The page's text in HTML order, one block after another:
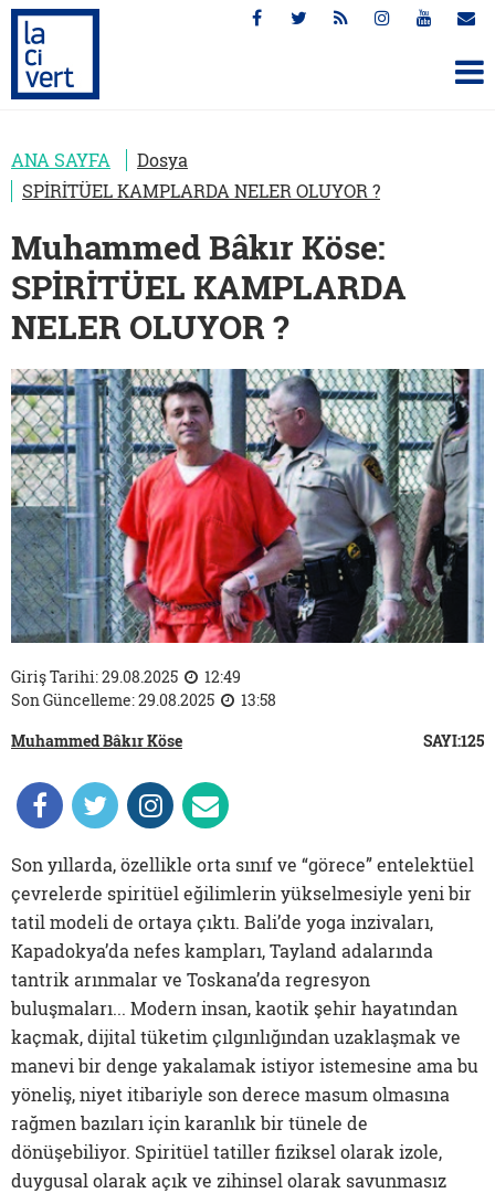
ANA SAYFA
Dosya
SPİRİTÜEL KAMPLARDA NELER OLUYOR ?
Muhammed Bâkır Köse:
SPİRİTÜEL KAMPLARDA
NELER OLUYOR ?
Giriş Tarihi: 29.08.2025
12:49
Son Güncelleme: 29.08.2025
13:58
Muhammed Bâkır Köse
SAYI:125
Son yıllarda, özellikle orta sınıf ve “görece” entelektüel
çevrelerde spiritüel eğilimlerin yükselmesiyle yeni bir
tatil modeli de ortaya çıktı. Bali’de yoga inzivaları,
Kapadokya’da nefes kampları, Tayland adalarında
tantrik arınmalar ve Toskana’da regresyon
buluşmaları... Modern insan, kaotik şehir hayatından
kaçmak, dijital tüketim çılgınlığından uzaklaşmak ve
manevi bir denge yakalamak istiyor istemesine ama bu
yöneliş, niyet itibariyle son derece masum olmasına
rağmen bazıları için karanlık bir tünele de
dönüşebiliyor. Spiritüel tatiller fiziksel olarak izole,
duygusal olarak açık ve zihinsel olarak savunmasız